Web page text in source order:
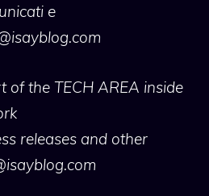
e
of the TECH AREA inside
releases and other